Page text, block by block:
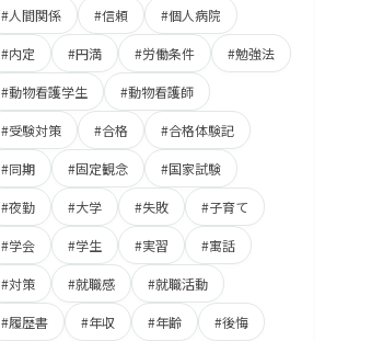
#人間関係 #信頼 #個人病院
#内定 #円満 #労働条件 #勉強法
#動物看護学生 #動物看護師
#受験対策 #合格 #合格体験記
#同期 #固定観念 #国家試験
#夜勤 #大学 #失敗 #子育て
#学会 #学生 #実習 #寓話
#対策 #就職感 #就職活動
#履歴書 #年収 #年齢 #後悔